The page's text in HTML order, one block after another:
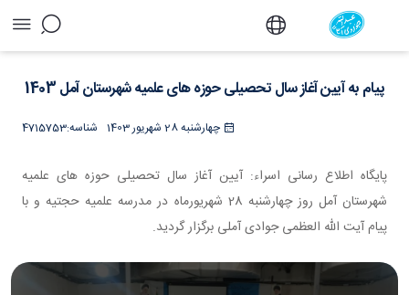
پیام به آیین آغاز سال تحصیلی حوزه های علمیه
شهرستان آمل 1403 - دفتر
پیام به آیین آغاز سال تحصیلی حوزه های علمیه شهرستان آمل 1403
چهارشنبه 28 شهریور 1403 4715753شناسه:
پایگاه اطلاع رسانی اسراء: آیین آغاز سال تحصیلی حوزه های علمیه
شهرستان آمل روز چهارشنبه 28 شهریورماه در مدرسه علمیه حجتیه و با
پیام آیت الله العظمی جوادی آملی برگزار گردید.